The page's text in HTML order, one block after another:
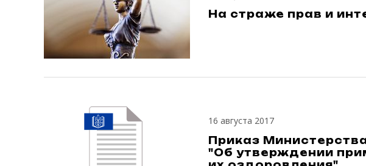
На страже прав и
16 августа 2017
Приказ
"Об утверждении